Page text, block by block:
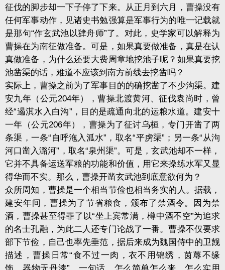
征伐的脚步却一下子停了下来。从正月到六月，曹操没有
任何军事动作，见诸史书勉强算是军事行为的唯一记载就
是那句“作玄武池以肄舟师”了。对此，史学家可以解释为
曹操在为南征做准备。可是，如果真要做准备，真是在认
真做准备，为什么还要大费周章地挖池子呢？如果真要挖
池凿渠的话，难道不应该到南方前线去挖凿吗？
实际上，曹操之前为了军事目的的确挖凿了不少沟渠。建
安九年（公元204年），曹操北渡黄河、征伐袁尚时，曾
经“遏淇水入白沟”，目的是疏通向北的运粮水道。建安十
一年（公元206年），曹操为了征讨乌桓，专门开凿了两
条渠，一条“自呼沲入泒水”，取名“平虏渠”；另一条“从泃
河口凿入潞河”，取名“泉州渠”。可是，玄武池却不一样，
它并不具备运送军粮的功能和价值，用它来操练水军又显
得华而不实。那么，曹操开凿玄武池到底意欲何为？
众所周知，曹操是一个相当节俭也相当务实的人。据载，
建安年间，曹操为了节省粮食，颁布了禁酒令。因为禁
酒，曹操甚至得罪了以“坐上宾常满，樽中酒不空”为追求
的名士孔融，为此二人还专门论战了一番。曹操不仅要求
部下节俭，自己也率先垂范，据后来成为魏国侍中的卫觊
描述，曹操日常“食不过一肉，衣不用锦绣，茵蓐不缘